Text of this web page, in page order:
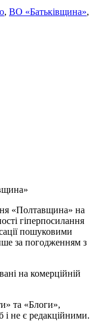
, ВО «Батьківщина»,
«Полтавщина» на
гіперпосилання
пошуковими
за погодженням з
на комерційній
та «Блоги»,
і не є редакційними.